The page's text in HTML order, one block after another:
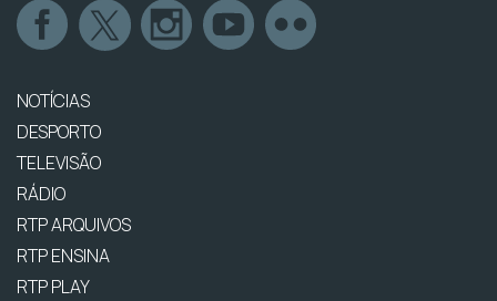
NOTÍCIAS
DESPORTO
TELEVISÃO
RÁDIO
RTP ARQUIVOS
RTP ENSINA
RTP PLAY